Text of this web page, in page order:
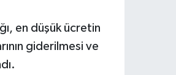
en düşük ücretin
giderilmesi ve